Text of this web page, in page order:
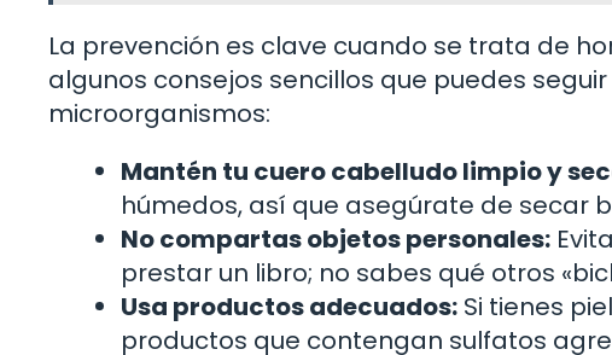
La prevención es clave cuando se trata de
algunos consejos sencillos que puedes
microorganismos:
Mantén tu cuero cabelludo limpio y
húmedos, así que asegúrate de secar
No compartas objetos personales:
prestar un libro; no sabes qué otros
Usa productos adecuados: Si tienes
productos que contengan sulfatos